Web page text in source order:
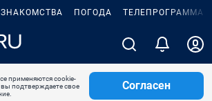
ЗНАКОМСТВА ПОГОДА ТЕЛЕПРОГРАММА
применяются cookie-
вы подтверждаете свое
Согласен